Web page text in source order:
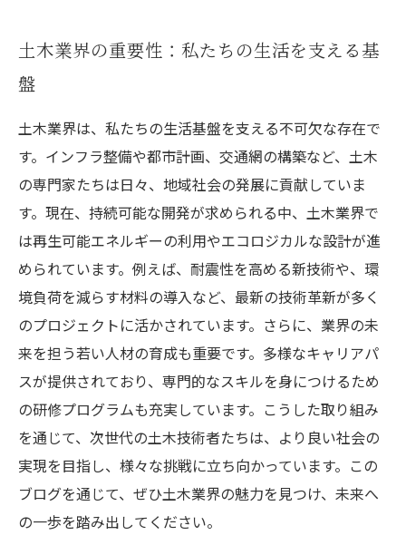
成功するための土台：育成プログラムの重要性
土木業界の重要性：私たちの生活を支える基
盤
土木業界は、私たちの生活基盤を支える不可欠な存在で
す。インフラ整備や都市計画、交通網の構築など、土木
の専門家たちは日々、地域社会の発展に貢献していま
す。現在、持続可能な開発が求められる中、土木業界で
は再生可能エネルギーの利用やエコロジカルな設計が進
められています。例えば、耐震性を高める新技術や、環
境負荷を減らす材料の導入など、最新の技術革新が多く
のプロジェクトに活かされています。さらに、業界の未
来を担う若い人材の育成も重要です。多様なキャリアパ
スが提供されており、専門的なスキルを身につけるため
の研修プログラムも充実しています。こうした取り組み
を通じて、次世代の土木技術者たちは、より良い社会の
実現を目指し、様々な挑戦に立ち向かっています。この
ブログを通じて、ぜひ土木業界の魅力を見つけ、未来へ
の一歩を踏み出してください。